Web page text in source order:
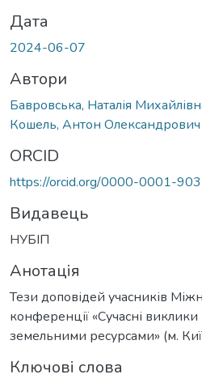
Дата
2024-06-07
Автори
Бавровська, Наталія
Кошель, Антон Олександрович
ORCID
https://orcid.org/0000-0001-
Видавець
НУБІП
Анотація
Тези доповідей учасників
конференції «Сучасні виклики
земельними ресурсами» (м.
Ключові слова